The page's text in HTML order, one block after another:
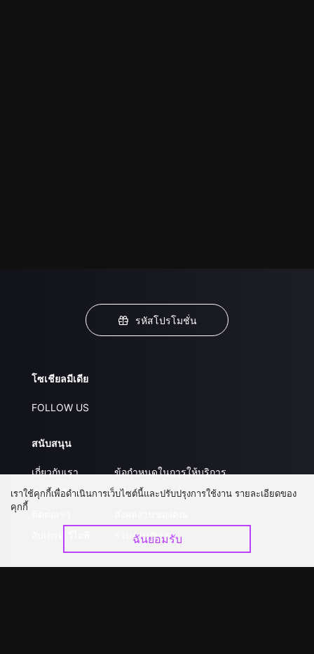
รหัสโปรโมชั่น
โซเชียลมีเดีย
FOLLOW US
สนับสนุน
เกี่ยวกับเรา
คำถามที่พบบ่อย
ข้อกำหนดในการให้บริการ
นโยบายความเป็นส่วนตัว
ร่วมงานกับเรา
เราใช้คุกกี้เพื่อดำเนินการเว็บไซต์นี้และปรับปรุงการใช้งาน รายละเอียดของ
คุกกี้
ฉันยอมรับ